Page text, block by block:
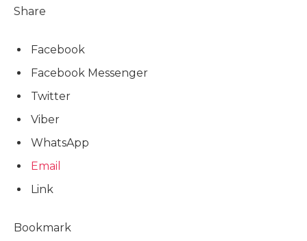
Share
Facebook
Facebook Messenger
Twitter
Viber
WhatsApp
Email
Link
Bookmark